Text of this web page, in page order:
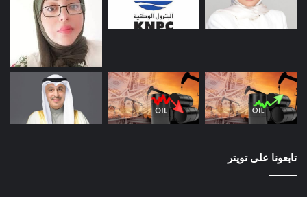
تابعونا على تويتر